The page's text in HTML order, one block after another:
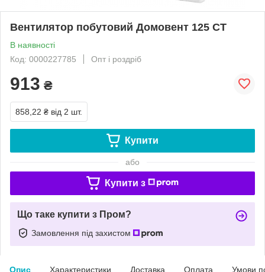
Вентилятор побутовий Домовент 125 СТ
В наявності
Код: 0000227785
Опт і роздріб
913 ₴
858,22 ₴ від 2 шт.
Купити
або
Купити з
Що таке купити з Пром?
Замовлення під захистом
Опис Характеристики Доставка Оплата Умови